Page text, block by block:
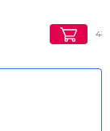
415